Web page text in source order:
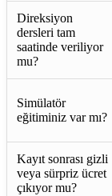
Direksiyon
dersleri tam
saatinde veriliyor
mu?
Simülatör
eğitiminiz var mı?
Kayıt sonrası gizli
veya sürpriz ücret
çıkıyor mu?